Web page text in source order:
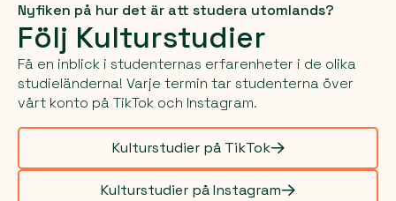
Nyfiken på hur det är att studera utomlands?
Följ Kulturstudier
Få en inblick i studenternas erfarenheter i de olika
studieländerna! Varje termin tar studenterna över
vårt konto på TikTok och Instagram.
Kulturstudier på TikTok
Kulturstudier på Instagram